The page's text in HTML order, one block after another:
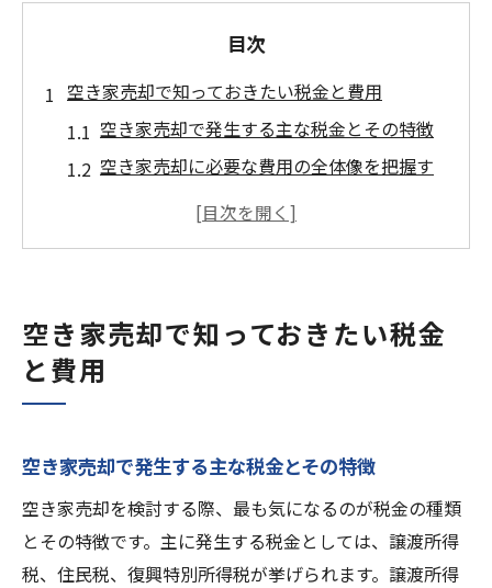
目次
空き家売却で知っておきたい税金と費用
空き家売却で発生する主な税金とその特徴
空き家売却に必要な費用の全体像を把握す
譲渡所得税や特別控除の活用方法を解説
空き家売却時の譲渡所得税の仕組みを解説
3000万円控除を空き家売却で得るための要
空き家売却の特別控除申請時の注意点とは
譲渡所得税を抑える空き家売却の手順
空き家売却で知っておきたい税金
と費用
空き家売却で発生する主な税金とその特徴
空き家売却を検討する際、最も気になるのが税金の種類
とその特徴です。主に発生する税金としては、譲渡所得
税、住民税、復興特別所得税が挙げられます。譲渡所得